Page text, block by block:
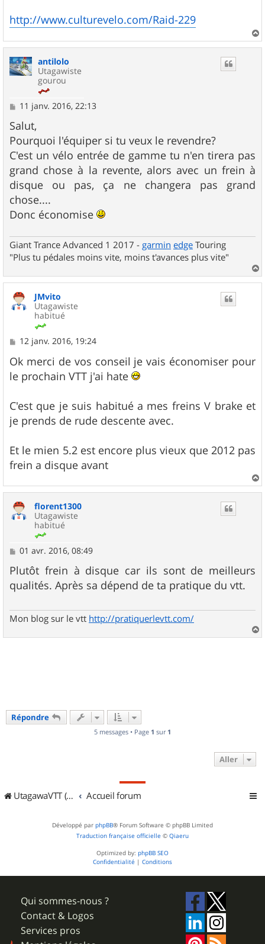
http://www.culturevelo.com/Raid-229
a
antilolo
Utagawiste
gourou
M
s
s
a
g
e
11 janv. 2016, 22:13
Salut,
Pourquoi l'équiper si tu veux le revendre?
C'est un vélo entrée de gamme tu n'en tirera pas
grand chose à la revente, alors avec un frein à
disque ou pas, ça ne changera pas grand
chose....
Donc économise
Giant Trance Advanced 1 2017 - garmin edge Touring
"Plus tu pédales moins vite, moins t'avances plus vite"
a
JMvito
Utagawiste
habitué
M
s
s
a
12 janv. 2016, 19:24
Ok merci de vos conseil je vais économiser pour
le prochain VTT j'ai hate
C'est que je suis habitué a mes freins V brake et
je prends de rude descente avec.
Et le mien 5.2 est encore plus vieux que 2012 pas
frein a disque avant
a
florent1300
Utagawiste
habitué
M
s
s
a
01 avr. 2016, 08:49
Plutôt frein à disque car ils sont de meilleurs
qualités. Après sa dépend de ta pratique du vtt.
Mon blog sur le vtt http://pratiquerlevtt.com/
a
Répondre
5 messages • Page 1 sur 1
Aller
UtagawaVTT (Randos VTT et VTTAE avec traces GPS) Accueil forum
Développé par phpBB® Forum Software © phpBB Limited
Traduction française officielle © Qiaeru
Optimized by: phpBB SEO
Confidentialité | Conditions
Qui sommes-nous ?
Contact & Logos
Services pros